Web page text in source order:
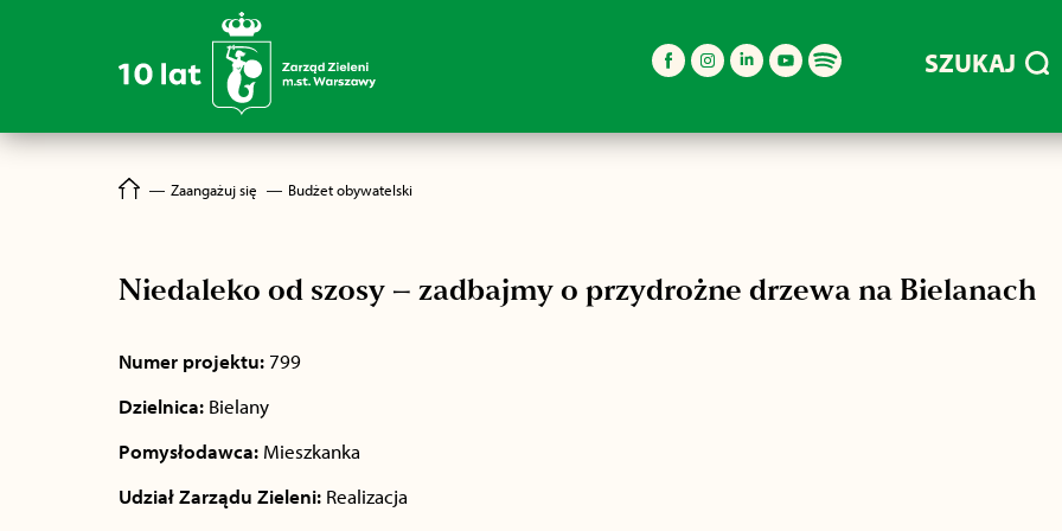
SZUKAJ
― Zaangażuj się ― Budżet obywatelski
Niedaleko od szosy – zadbajmy o przydrożne drzewa na Bielanach
Numer projektu:799
Dzielnica:Bielany
Pomysłodawca:Mieszkanka
Udział Zarządu Zieleni:Realizacja